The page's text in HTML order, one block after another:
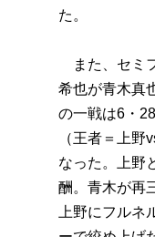
た。
また、セミ
希也が青木真
の一戦は6・
（王者＝上
なった。上野
酬。青木が再
上野にフル